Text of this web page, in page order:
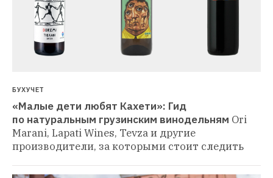
БУХУЧЕТ
«Малые дети любят Кахети»: Гид
по натуральным грузинским винодельням Ori
Marani, Lapati Wines, Tevza и другие
производители, за которыми стоит следить